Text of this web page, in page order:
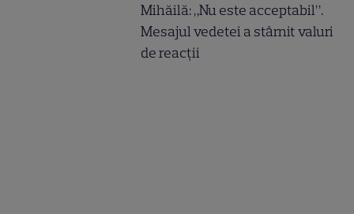
Mihăilă: „Nu este acceptabil”.
Mesajul vedetei a stârnit valuri
de reacții